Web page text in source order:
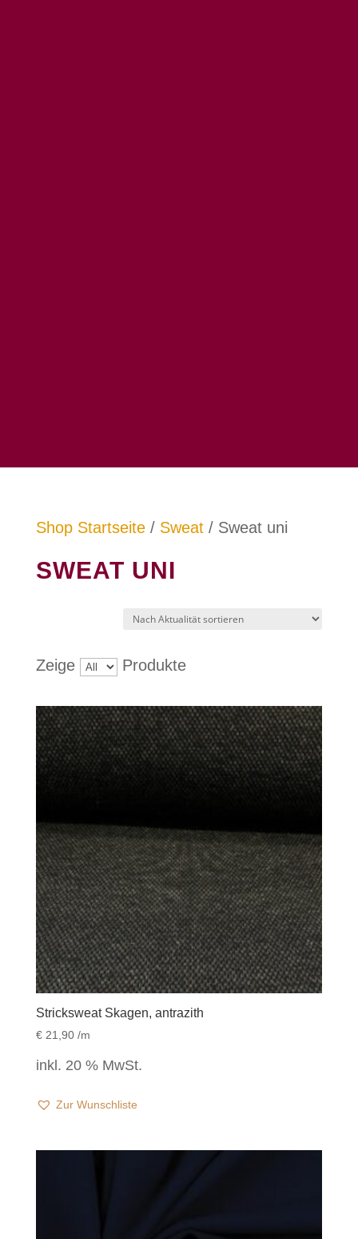
Shop Startseite/ Sweat/ Sweat uni
SWEAT UNI
Zeige Produkte
Stricksweat Skagen, antrazith
€21,90/m
inkl. 20 % MwSt.
Zur Wunschliste